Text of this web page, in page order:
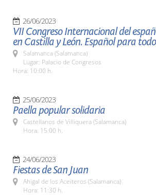
26/06/2023
VII Congreso Internacional del
en Castilla y León. Español para
Salamanca (Salamanca)
Lugar: Palacio de Congresos
Hora: 10:00 h.
25/06/2023
Paella popular solidaria
Castellanos de Villiquera (Salamanca)
Hora: 15:00 h.
24/06/2023
Fiestas de San Juan
Ahigal de los Aceiteros (Salamanca)
Hora: 11:30 h.